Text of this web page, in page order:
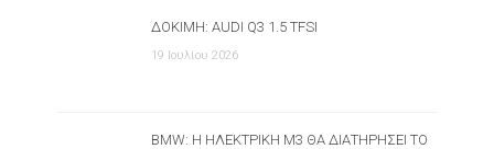
ΔΟΚΙΜΉ: AUDI Q3 1.5 TFSI
19 Ιουλίου 2026
BMW: Η ΗΛΕΚΤΡΙΚΉ M3 ΘΑ ΔΙΑΤΗΡΉΣΕΙ ΤΟ